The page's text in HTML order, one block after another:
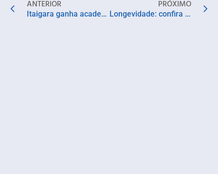
ANTERIOR
Itaigara ganha academia Physiopilates
PRÓXIMO
Longevidade: confira 6 dicas práticas para viver mais e de forma mais saudável